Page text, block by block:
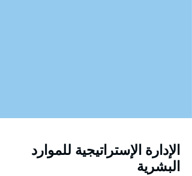
الإدارة الإستراتيجية للموارد
البشرية